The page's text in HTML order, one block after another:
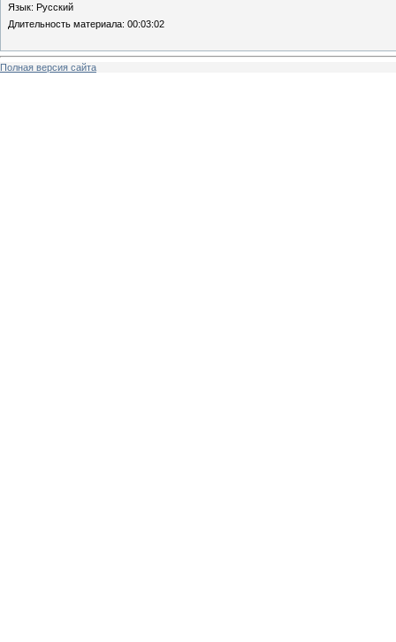
Язык: Русский
Длительность материала: 00:03:02
Полная версия сайта